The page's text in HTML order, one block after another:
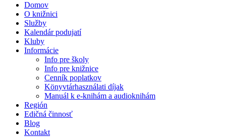
Domov
O knižnici
Služby
Kalendár podujatí
Kluby
Informácie
Info pre školy
Info pre knižnice
Cenník poplatkov
Könyvtárhasználati díjak
Manuál k e-knihám a audioknihám
Región
Edičná činnosť
Blog
Kontakt